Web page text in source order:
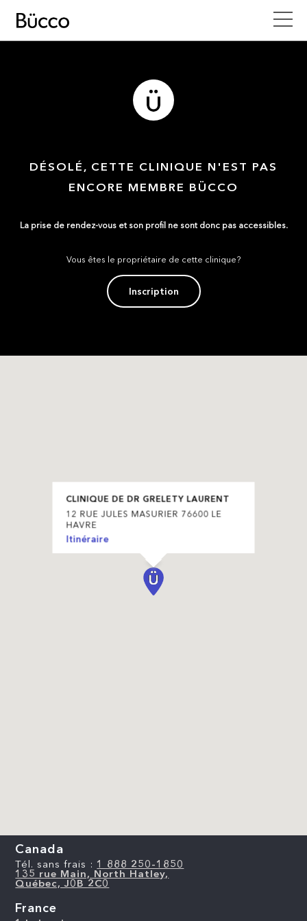
DÉSOLÉ, CETTE CLINIQUE N'EST PAS
ENCORE MEMBRE BÜCCO
La prise de rendez-vous et son profil ne sont donc pas accessibles.
Vous êtes le propriétaire de cette clinique?
Inscription
CLINIQUE DE DR GRELETY LAURENT
12 RUE JULES MASURIER 76600 LE
HAVRE
Itinéraire
Canada
Tél. sans frais : 1 888 250-1850
135 rue Main, North Hatley,
Québec, J0B 2C0
France